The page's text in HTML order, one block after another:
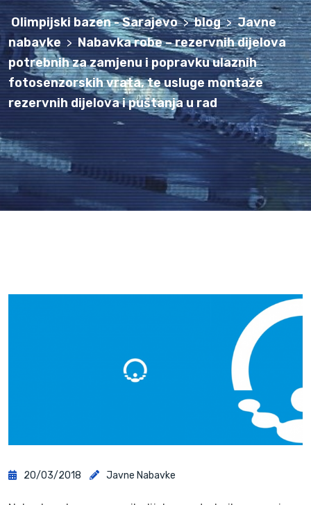
Olimpijski bazen - Sarajevo > blog > Javne
nabavke > Nabavka robe – rezervnih dijelova
potrebnih za zamjenu i popravku ulaznih
fotosenzorskih vrata, te usluge montaže
rezervnih dijelova i puštanja u rad
20/03/2018 Javne Nabavke